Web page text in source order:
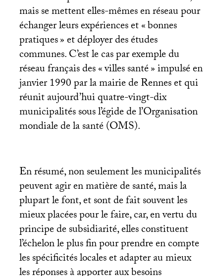
mais se mettent elles-mêmes en réseau pour
échanger leurs expériences et «bonnes
pratiques» et déployer des études
communes. C’est le cas par exemple du
réseau français des «villes santé» impulsé en
janvier 1990 par la mairie de Rennes et qui
réunit aujourd’hui quatre-vingt-dix
municipalités sous l’égide de l’Organisation
mondiale de la santé (OMS).
En résumé, non seulement les municipalités
peuvent agir en matière de santé, mais la
plupart le font, et sont de fait souvent les
mieux placées pour le faire, car, en vertu du
principe de subsidiarité, elles constituent
l’échelon le plus fin pour prendre en compte
les spécificités locales et adapter au mieux